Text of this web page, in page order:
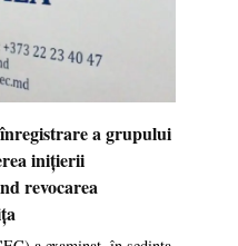
a grupului
inițierii
revocarea